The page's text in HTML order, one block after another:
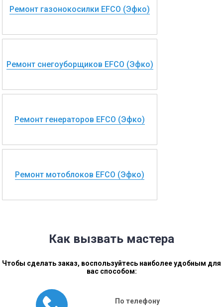
Ремонт газонокосилки EFCO (Эфко)
Ремонт снегоуборщиков EFCO (Эфко)
Ремонт генераторов EFCO (Эфко)
Ремонт мотоблоков EFCO (Эфко)
Как вызвать мастера
Чтобы сделать заказ, воспользуйтесь наиболее удобным для
вас способом:
По телефону